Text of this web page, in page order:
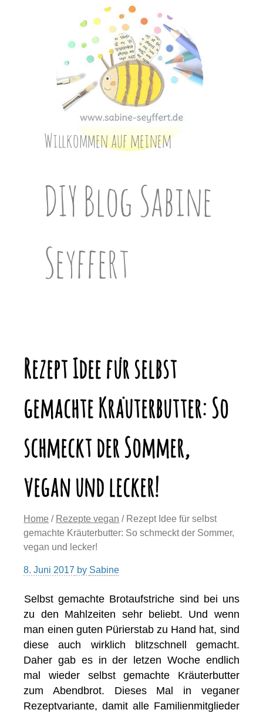
Willkommen auf meinem
DIY Blog Sabine
Seyffert
Rezept Idee für selbst
gemachte Kräuterbutter: So
schmeckt der Sommer,
vegan und lecker!
Home / Rezepte vegan / Rezept Idee für selbst
gemachte Kräuterbutter: So schmeckt der Sommer,
vegan und lecker!
8. Juni 2017 by Sabine
Selbst gemachte Brotaufstriche sind bei uns
zu den Mahlzeiten sehr beliebt. Und wenn
man einen guten Pürierstab zu Hand hat, sind
diese auch wirklich blitzschnell gemacht.
Daher gab es in der letzen Woche endlich
mal wieder selbst gemachte Kräuterbutter
zum Abendbrot. Dieses Mal in veganer
Rezeptvariante, damit alle Familienmitglieder